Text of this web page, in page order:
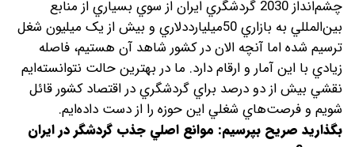
چشم‌انداز 2030 گردشگري ايران از سوي بسياري از منابع
بين‌المللي به بازاري 50ميليارددلاري و بيش از يک ميليون شغل
ترسيم شده اما آنچه الان در کشور شاهد آن هستيم، فاصله
زيادي با اين آمار و ارقام دارد. ما در بهترين حالت نتوانسته‌ايم
نقشي بيش از دو درصد براي گردشگري در اقتصاد کشور قائل
شويم و فرصت‌هاي شغلي اين حوزه را از دست داده‌ايم.
بگذاريد صريح بپرسيم: موانع اصلي جذب گردشگر در ايران